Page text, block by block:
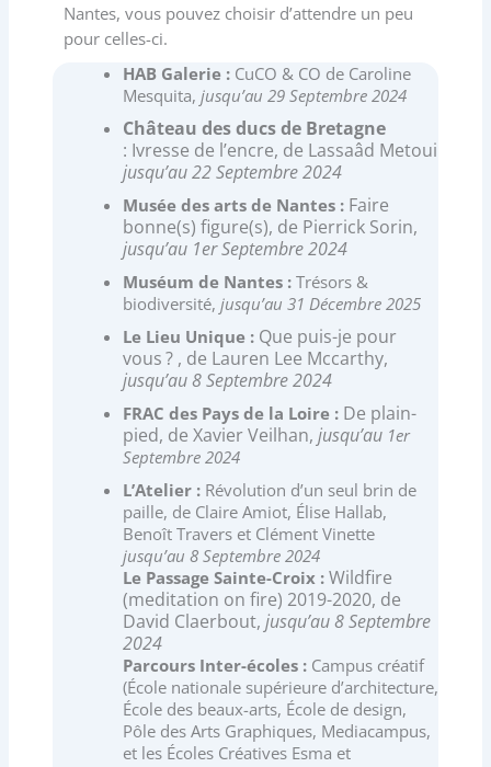
Nantes, vous pouvez choisir d’attendre un peu
pour celles-ci.
HAB Galerie :CuCO & CO de Caroline
Mesquita, jusqu’au 29 Septembre 2024
Château des ducs de Bretagne
: Ivresse de l’encre, de Lassaâd Metoui
jusqu’au22 Septembre 2024
Musée des arts de Nantes : Faire
bonne(s) figure(s), de Pierrick Sorin,
jusqu’au 1er Septembre 2024
Muséum de Nantes : Trésors &
biodiversité, jusqu’au 31 Décembre 2025
Le Lieu Unique : Que puis-je pour
vous ? , de Lauren Lee Mccarthy,
jusqu’au 8 Septembre 2024
FRAC des Pays de la Loire : De plain-
pied, de Xavier Veilhan, jusqu’au 1er
Septembre 2024
L’Atelier : Révolution d’un seul brin de
paille, de Claire Amiot, Élise Hallab,
Benoît Travers et Clément Vinette
jusqu’au 8 Septembre 2024
Le Passage Sainte-Croix : Wildfire
(meditation on fire) 2019-2020, de
David Claerbout, jusqu’au8 Septembre
2024
Parcours Inter-écoles :Campus créatif
(École nationale supérieure d’architecture,
École des beaux-arts, École de design,
Pôle des Arts Graphiques, Mediacampus,
et les Écoles Créatives Esma et